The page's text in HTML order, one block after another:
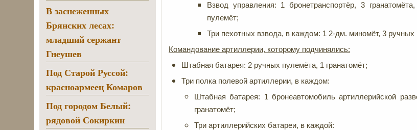
Взвод управления: 1 бронетранспортёр, 3
пулемёт;
Три пехотных взвода, в каждом: 1 2-дм. миномёт, 3 ручных
Командование артиллерии, которому подчинялись:
Штабная батарея: 2 ручных пулемёта, 1 гранатомёт;
Три полка полевой артиллерии, в каждом:
Штабная батарея: 1 бронеавтомобиль артиллерийской
гранатомёт;
Три артиллерийских батареи, в каждой:
В заснеженных
Брянских лесах:
младший сержант
Гнеушев
Под Старой Руссой:
красноармеец Комаров
Под городом Белый:
рядовой Сокиркин